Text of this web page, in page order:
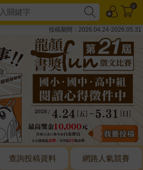
0
投稿期間：2026.04.24-2026.05.31
查詢投稿資料 網路人氣競賽